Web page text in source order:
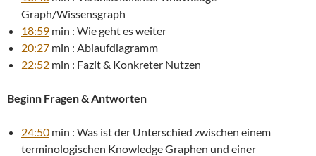
Graph/Wissensgraph
18:59 min : Wie geht es weiter
20:27 min : Ablaufdiagramm
22:52 min : Fazit & Konkreter Nutzen
Beginn Fragen & Antworten
24:50 min : Was ist der Unterschied zwischen einem
terminologischen Knowledge Graphen und einer